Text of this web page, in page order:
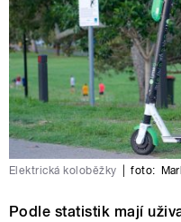
Elektrická koloběžky foto:
Podle statistik mají